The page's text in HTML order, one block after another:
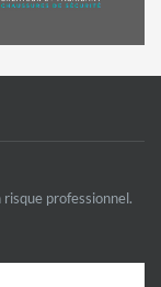
professionnel.